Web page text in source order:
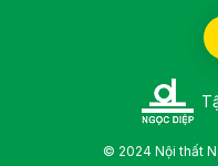
© 2024 Nội thất